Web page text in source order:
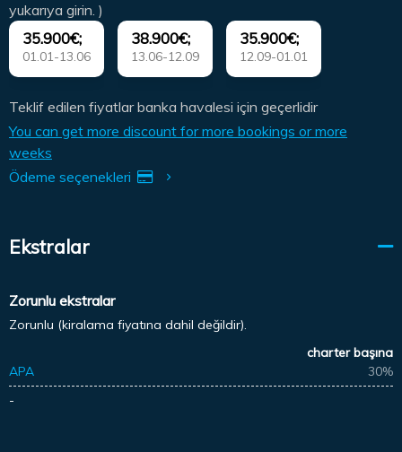
yukarıya girin. )
35.900€;
01.01-13.06
38.900€;
13.06-12.09
35.900€;
12.09-01.01
Teklif edilen fiyatlar banka havalesi için geçerlidir
You can get more discount for more bookings or more
weeks
Ödeme seçenekleri
Ekstralar
Zorunlu ekstralar
Zorunlu (kiralama fiyatına dahil değildir).
charter başına
APA
30%
-